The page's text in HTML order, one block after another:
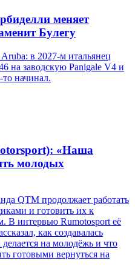
меняет
Булегу
в 2027-м итальянец
на заводскую Panigale V4 и
то начинал.
«Наша
молодых
QTM продолжает работать
и готовить их к
В интервью Rumotosport её
как создавалась
на молодёжь и что
готовыми вернуться на